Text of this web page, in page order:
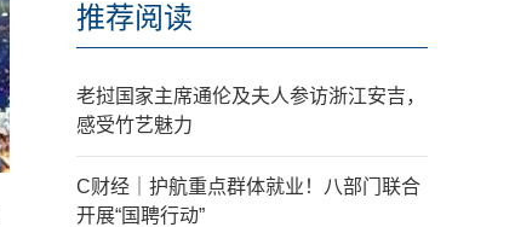
推荐阅读
老挝国家主席通伦及夫人参访浙江安吉，
感受竹艺魅力
C财经｜护航重点群体就业！八部门联合
开展“国聘行动”